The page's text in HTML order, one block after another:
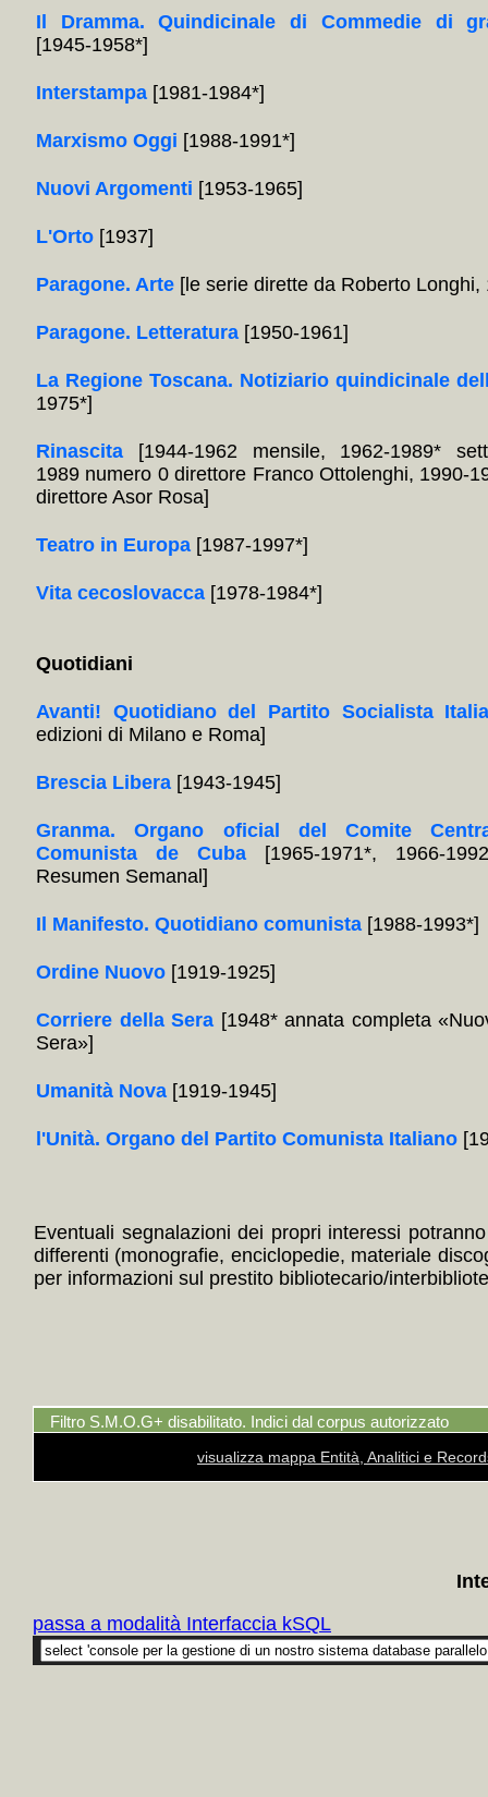
Il Dramma. Quindicinale di Commedie di
[1945-1958*]
Interstampa [1981-1984*]
Marxismo Oggi [1988-1991*]
Nuovi Argomenti [1953-1965]
L'Orto [1937]
Paragone. Arte [le serie dirette da Roberto Longhi,
Paragone. Letteratura [1950-1961]
La Regione Toscana. Notiziario quindicinale
1975*]
Rinascita [1944-1962 mensile, 1962-1989*
1989 numero 0 direttore Franco Ottolenghi, 1990-
direttore Asor Rosa]
Teatro in Europa [1987-1997*]
Vita cecoslovacca [1978-1984*]
Quotidiani
Avanti! Quotidiano del Partito Socialista
edizioni di Milano e Roma]
Brescia Libera [1943-1945]
Granma. Organo oficial del Comite
Comunista de Cuba [1965-1971*, 1966-
Resumen Semanal]
Il Manifesto. Quotidiano comunista [1988-1993*]
Ordine Nuovo [1919-1925]
Corriere della Sera [1948* annata completa
Sera»]
Umanità Nova [1919-1945]
l'Unità. Organo del Partito Comunista Italiano
Eventuali segnalazioni dei propri interessi
differenti (monografie, enciclopedie, materiale
per informazioni sul prestito bibliotecario/
Filtro S.M.O.G+ disabilitato. Indici dal corpus autorizzato
visualizza mappa Entità, Analitici e
passa a modalità Interfaccia kSQL